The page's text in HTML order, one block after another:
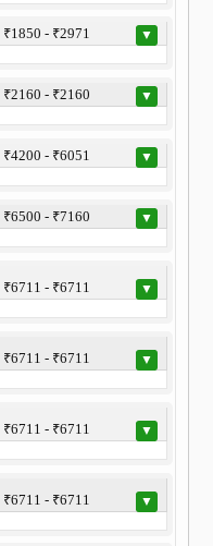
₹1850 - ₹2971 ▼
₹2160 - ₹2160 ▼
₹4200 - ₹6051 ▼
₹6500 - ₹7160 ▼
₹6711 - ₹6711 ▼
₹6711 - ₹6711 ▼
₹6711 - ₹6711 ▼
₹6711 - ₹6711 ▼